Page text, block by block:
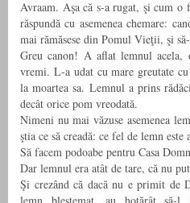
Avraam. Aşa că s-a rugat, şi cum o
răspundă cu asemenea chemare:
mai rămăsese din Pomul Vieţii, şi
Greu canon! A aflat lemnul
vremi. L-a udat cu mare greutate
la moartea sa. Lemnul a prins
decât orice pom vreodată.
Nimeni nu mai văzuse asemenea
ştia ce să creadă: ce fel de lemn este
Să facem podoabe pentru Casa
Dar lemnul era atât de tare, că nu
Şi crezând că dacă nu e primit de